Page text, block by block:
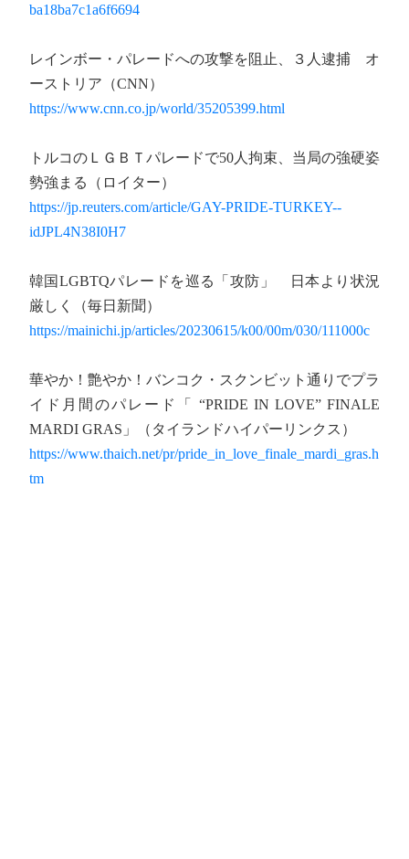
ba18ba7c1a6f6694
レインボー・パレードへの攻撃を阻止、３人逮捕 オ
ーストリア（CNN）
https://www.cnn.co.jp/world/35205399.html
トルコのＬＧＢＴパレードで50人拘束、当局の強硬姿
勢強まる（ロイター）
https://jp.reuters.com/article/GAY-PRIDE-TURKEY--
idJPL4N38I0H7
韓国LGBTQパレードを巡る「攻防」 日本より状況
厳しく（毎日新聞）
https://mainichi.jp/articles/20230615/k00/00m/030/111000c
華やか！艶やか！バンコク・スクンビット通りでプラ
イド月間のパレード「 “PRIDE IN LOVE” FINALE
MARDI GRAS」（タイランドハイパーリンクス）
https://www.thaich.net/pr/pride_in_love_finale_mardi_gras.h
tm